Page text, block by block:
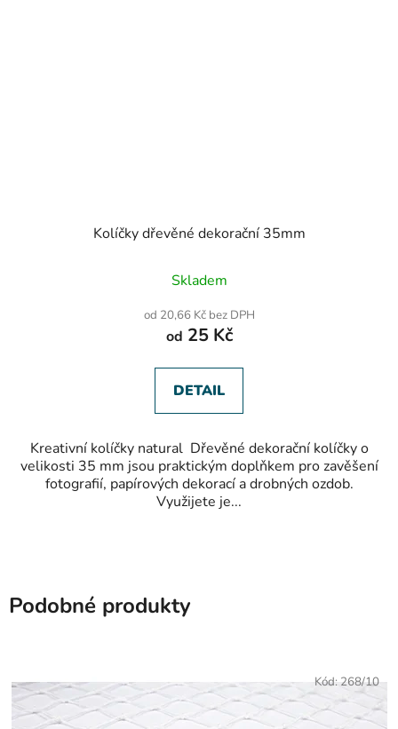
Kolíčky dřevěné dekorační 35mm
Skladem
od 20,66 Kč bez DPH
od 25 Kč
DETAIL
Kreativní kolíčky natural Dřevěné dekorační kolíčky o
velikosti 35 mm jsou praktickým doplňkem pro zavěšení
fotografií, papírových dekorací a drobných ozdob.
Využijete je...
Podobné produkty
Kód:268/10